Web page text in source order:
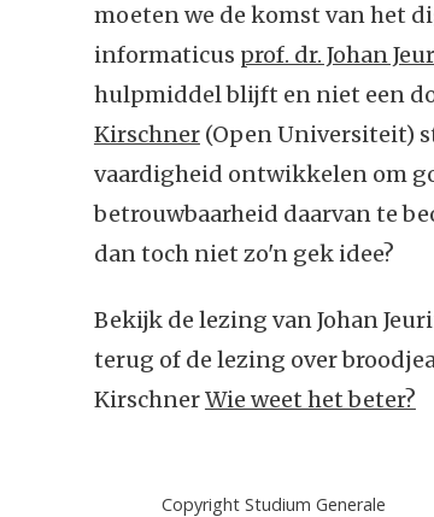
moeten we de komst van het
informaticus prof. dr. Johan
hulpmiddel blijft en niet een
Kirschner(Open Universiteit)
vaardigheid ontwikkelen om
betrouwbaarheid daarvan te
dan toch niet zo'n gek idee?
Bekijk de lezing van Johan
terug of de lezing over
KirschnerWie weet het beter?
Copyright Studium Generale